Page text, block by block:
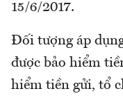
15/6/2017.
Đối tượng áp
được bảo hiểm
hiểm tiền gửi, tổ